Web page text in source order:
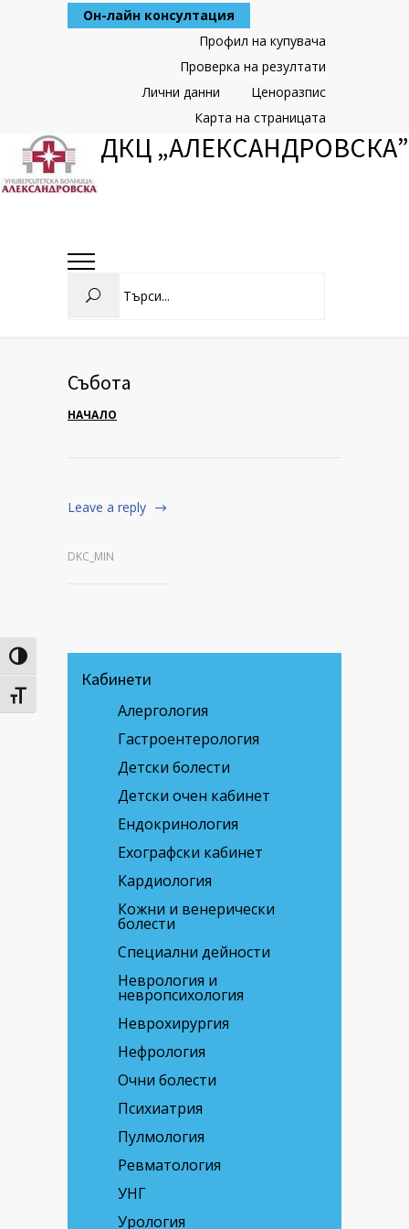
Toggle High Contrast
Toggle Font size
Он-лайн консултация
Профил на купувача
Проверка на резултати
Ценоразпис
Лични данни
Карта на страницата
ДКЦ „АЛЕКСАНДРОВСКА”
Събота
НАЧАЛО
Leave a reply
DKC_MIN
Кабинети
Алергология
Гастроентерология
Детски болести
Детски очен кабинет
Ендокринология
Ехографски кабинет
Кардиология
Кожни и венерически
болести
Специални дейности
Неврология и
невропсихология
Неврохирургия
Нефрология
Очни болести
Психиатрия
Пулмология
Ревматология
УНГ
Урология